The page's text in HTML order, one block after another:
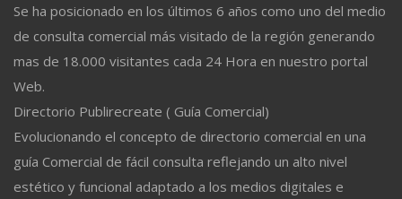
Se ha posicionado en los últimos 6 años como uno del medio
de consulta comercial más visitado de la región generando
mas de 18.000 visitantes cada 24 Hora en nuestro portal
Web.
Directorio Publirecreate ( Guía Comercial)
Evolucionando el concepto de directorio comercial en una
guía Comercial de fácil consulta reflejando un alto nivel
estético y funcional adaptado a los medios digitales e